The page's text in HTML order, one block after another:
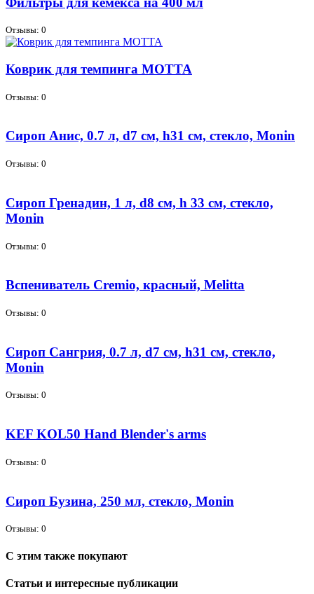
Отзывы: 0
Коврик для темпинга МОТТА
Отзывы: 0
Сироп Анис, 0.7 л, d7 см, h31 см, стекло, Monin
Отзывы: 0
Сироп Гренадин, 1 л, d8 см, h 33 см, стекло,
Monin
Отзывы: 0
Вспениватель Cremio, красный, Melitta
Отзывы: 0
Сироп Сангрия, 0.7 л, d7 см, h31 см, стекло,
Monin
Отзывы: 0
KEF KOL50 Hand Blender's arms
Отзывы: 0
Сироп Бузина, 250 мл, стекло, Monin
Отзывы: 0
С этим также покупают
Статьи и интересные публикации